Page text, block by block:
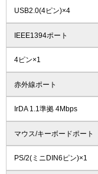
USB2.0(4ピン)×4
IEEE1394ポート
4ピン×1
赤外線ポート
IrDA 1.1準拠 4Mbps
マウス/キーボードポート
PS/2(ミニDIN6ピン)×1